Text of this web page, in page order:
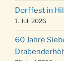
24.12.
um
31.12.
Dorffest in
1. Juli 2026
60 Jahre